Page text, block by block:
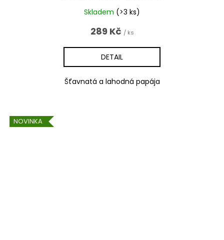
Skladem (>3 ks)
289 Kč / ks
DETAIL
Šťavnatá a lahodná papája
NOVINKA